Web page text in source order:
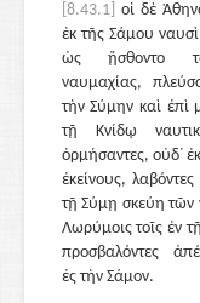
[8.43.1] οἱ δὲ
ἐκ τῆς Σάμου
ὡς ᾔσθοντο
ναυμαχίας,
τὴν Σύμην καὶ ἐπὶ
τῇ Κνίδῳ
ὁρμήσαντες, οὐδ᾽
ἐκείνους,
τῇ Σύμῃ σκεύη τῶν
Λωρύμοις τοῖς ἐν
προσβαλόντες
ἐς τὴν Σάμον.